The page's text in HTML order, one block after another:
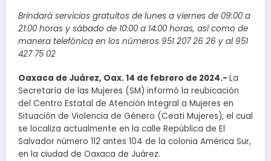
Brindará servicios gratuitos de lunes a viernes de 09:00 a
21:00 horas y sábado de 10:00 a 14:00 horas, así como de
manera telefónica en los números 951 207 26 26 y al 951
427 75 02
Oaxaca de Juárez, Oax. 14 de febrero de 2024.- La
Secretaría de las Mujeres (SM) informó la reubicación
del Centro Estatal de Atención Integral a Mujeres en
Situación de Violencia de Género (Ceati Mujeres), el cual
se localiza actualmente en la calle República de El
Salvador número 112 antes 104 de la colonia América Sur,
en la ciudad de Oaxaca de Juárez.